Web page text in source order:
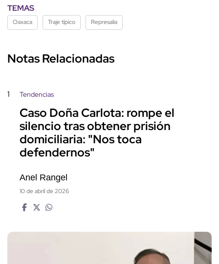
TEMAS
Oaxaca Traje típico Represalia
Notas Relacionadas
1 Tendencias
Caso Doña Carlota: rompe el
silencio tras obtener prisión
domiciliaria: "Nos toca
defendernos"
Anel Rangel
10 de abril de 2026